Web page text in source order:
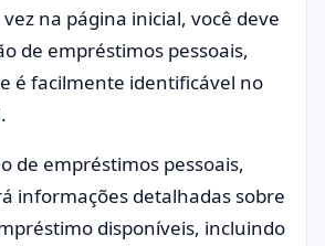
na página inicial, você deve
de empréstimos pessoais,
é facilmente identificável no
de empréstimos pessoais,
informações detalhadas sobre
disponíveis, incluindo